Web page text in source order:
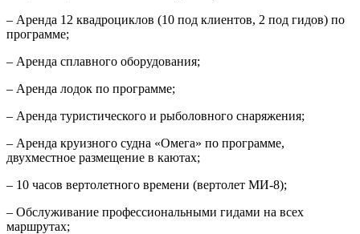
– Аренда 12 квадроциклов (10 под клиентов, 2 под гидов) по
программе;
– Аренда сплавного оборудования;
– Аренда лодок по программе;
– Аренда туристического и рыболовного снаряжения;
– Аренда круизного судна «Омега» по программе,
двухместное размещение в каютах;
– 10 часов вертолетного времени (вертолет МИ-8);
– Обслуживание профессиональными гидами на всех
маршрутах;